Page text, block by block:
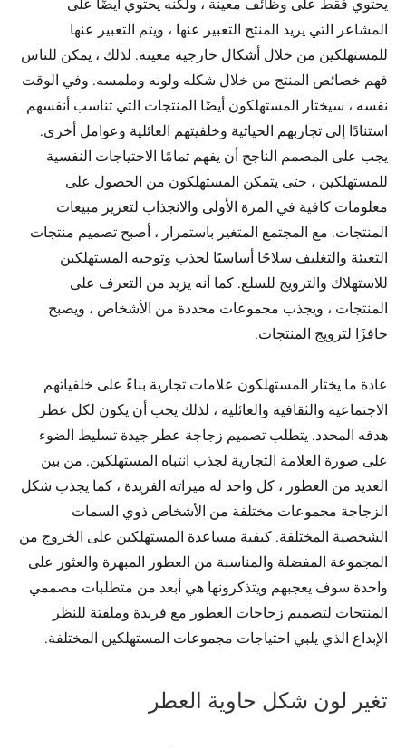
يحتوي فقط على وظائف معينة ، ولكنه يحتوي أيضًا على
المشاعر التي يريد المنتج التعبير عنها ، ويتم التعبير عنها
للمستهلكين من خلال أشكال خارجية معينة. لذلك ، يمكن للناس
فهم خصائص المنتج من خلال شكله ولونه وملمسه. وفي الوقت
نفسه ، سيختار المستهلكون أيضًا المنتجات التي تناسب أنفسهم
استنادًا إلى تجاربهم الحياتية وخلفيتهم العائلية وعوامل أخرى.
يجب على المصمم الناجح أن يفهم تمامًا الاحتياجات النفسية
للمستهلكين ، حتى يتمكن المستهلكون من الحصول على
معلومات كافية في المرة الأولى والانجذاب لتعزيز مبيعات
المنتجات. مع المجتمع المتغير باستمرار ، أصبح تصميم منتجات
التعبئة والتغليف سلاحًا أساسيًا لجذب وتوجيه المستهلكين
للاستهلاك والترويج للسلع. كما أنه يزيد من التعرف على
المنتجات ، ويجذب مجموعات محددة من الأشخاص ، ويصبح
حافزًا لترويج المنتجات.
عادة ما يختار المستهلكون علامات تجارية بناءً على خلفياتهم
الاجتماعية والثقافية والعائلية ، لذلك يجب أن يكون لكل عطر
هدفه المحدد. يتطلب تصميم زجاجة عطر جيدة تسليط الضوء
على صورة العلامة التجارية لجذب انتباه المستهلكين. من بين
العديد من العطور ، كل واحد له ميزاته الفريدة ، كما يجذب شكل
الزجاجة مجموعات مختلفة من الأشخاص ذوي السمات
الشخصية المختلفة. كيفية مساعدة المستهلكين على الخروج من
المجموعة المفضلة والمناسبة من العطور المبهرة والعثور على
واحدة سوف يعجبهم ويتذكرونها هي أبعد من متطلبات مصممي
المنتجات لتصميم زجاجات العطور مع فريدة وملفتة للنظر
الإبداع الذي يلبي احتياجات مجموعات المستهلكين المختلفة.
تغير لون شكل حاوية العطر